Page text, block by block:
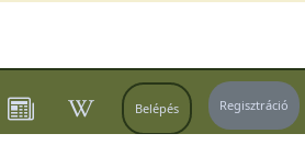
Belépés Regisztráció